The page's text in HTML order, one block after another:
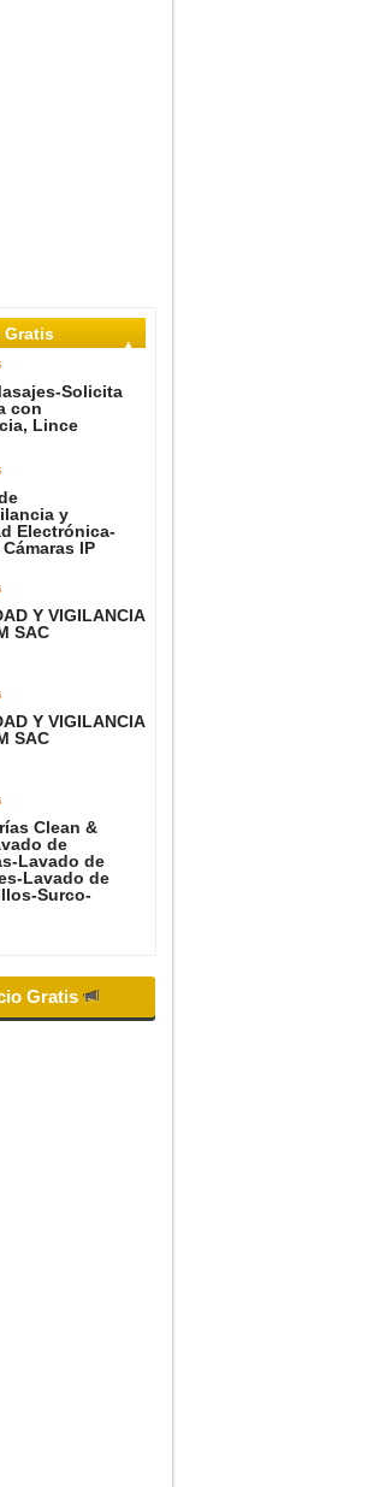
Solicita
con
Lince
y
Electrónica-
IP
Y VIGILANCIA
SAC
Y VIGILANCIA
SAC
Clean &
de
Lavado de
Lavado de
Surco-
Gratis